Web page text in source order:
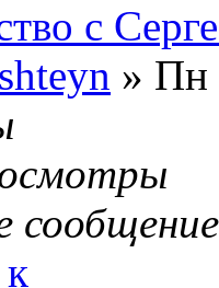
с
» Пн